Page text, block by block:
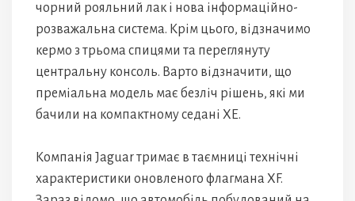
чорний рояльний лак і нова інформаційно-
розважальна система. Крім цього, відзначимо
кермо з трьома спицями та переглянуту
центральну консоль. Варто відзначити, що
преміальна модель має безліч рішень, які ми
бачили на компактному седані XE.
Компанія Jaguar тримає в таємниці технічні
характеристики оновленого флагмана XF.